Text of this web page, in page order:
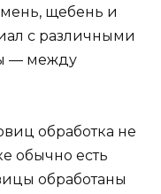
щебень и
с различными
— между
обработка не
обычно есть
обработаны